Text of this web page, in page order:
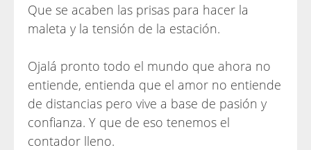
Que se acaben las prisas para hacer la
maleta y la tensión de la estación.
Ojalá pronto todo el mundo que ahora no
entiende, entienda que el amor no entiende
de distancias pero vive a base de pasión y
confianza. Y que de eso tenemos el
contador lleno.